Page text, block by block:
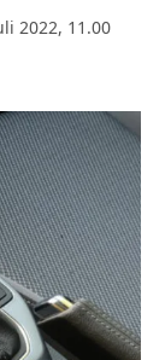
2022, 11.00